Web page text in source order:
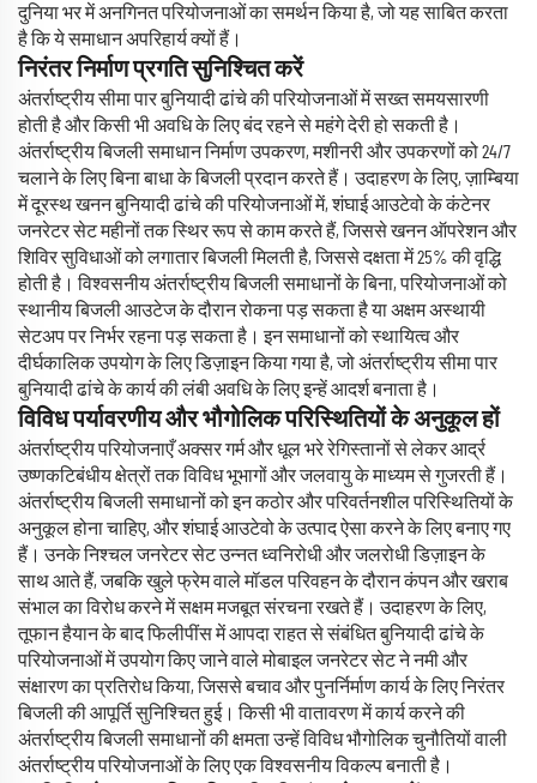
दुनिया भर में अनगिनत परियोजनाओं का समर्थन किया है, जो यह साबित करता
है कि ये समाधान अपरिहार्य क्यों हैं।
निरंतर निर्माण प्रगति सुनिश्चित करें
अंतर्राष्ट्रीय सीमा पार बुनियादी ढांचे की परियोजनाओं में सख्त समयसारणी
होती है और किसी भी अवधि के लिए बंद रहने से महंगे देरी हो सकती है।
अंतर्राष्ट्रीय बिजली समाधान निर्माण उपकरण, मशीनरी और उपकरणों को 24/7
चलाने के लिए बिना बाधा के बिजली प्रदान करते हैं। उदाहरण के लिए, ज़ाम्बिया
में दूरस्थ खनन बुनियादी ढांचे की परियोजनाओं में, शंघाई आउटेवो के कंटेनर
जनरेटर सेट महीनों तक स्थिर रूप से काम करते हैं, जिससे खनन ऑपरेशन और
शिविर सुविधाओं को लगातार बिजली मिलती है, जिससे दक्षता में 25% की वृद्धि
होती है। विश्वसनीय अंतर्राष्ट्रीय बिजली समाधानों के बिना, परियोजनाओं को
स्थानीय बिजली आउटेज के दौरान रोकना पड़ सकता है या अक्षम अस्थायी
सेटअप पर निर्भर रहना पड़ सकता है। इन समाधानों को स्थायित्व और
दीर्घकालिक उपयोग के लिए डिज़ाइन किया गया है, जो अंतर्राष्ट्रीय सीमा पार
बुनियादी ढांचे के कार्य की लंबी अवधि के लिए इन्हें आदर्श बनाता है।
विविध पर्यावरणीय और भौगोलिक परिस्थितियों के अनुकूल हों
अंतर्राष्ट्रीय परियोजनाएँ अक्सर गर्म और धूल भरे रेगिस्तानों से लेकर आर्द्र
उष्णकटिबंधीय क्षेत्रों तक विविध भूभागों और जलवायु के माध्यम से गुजरती हैं।
अंतर्राष्ट्रीय बिजली समाधानों को इन कठोर और परिवर्तनशील परिस्थितियों के
अनुकूल होना चाहिए, और शंघाई आउटेवो के उत्पाद ऐसा करने के लिए बनाए गए
हैं। उनके निश्चल जनरेटर सेट उन्नत ध्वनिरोधी और जलरोधी डिज़ाइन के
साथ आते हैं, जबकि खुले फ्रेम वाले मॉडल परिवहन के दौरान कंपन और खराब
संभाल का विरोध करने में सक्षम मजबूत संरचना रखते हैं। उदाहरण के लिए,
तूफान हैयान के बाद फिलीपींस में आपदा राहत से संबंधित बुनियादी ढांचे के
परियोजनाओं में उपयोग किए जाने वाले मोबाइल जनरेटर सेट ने नमी और
संक्षारण का प्रतिरोध किया, जिससे बचाव और पुनर्निर्माण कार्य के लिए निरंतर
बिजली की आपूर्ति सुनिश्चित हुई। किसी भी वातावरण में कार्य करने की
अंतर्राष्ट्रीय बिजली समाधानों की क्षमता उन्हें विविध भौगोलिक चुनौतियों वाली
अंतर्राष्ट्रीय परियोजनाओं के लिए एक विश्वसनीय विकल्प बनाती है।